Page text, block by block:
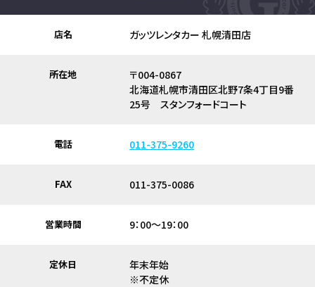
店名 ガッツレンタカー 札幌清田店
所在地
〒004-0867
北海道札幌市清田区北野7条4丁目9番
25号 スタンフォードコート
電話 011-375-9260
FAX 011-375-0086
営業時間 9：00～19：00
定休日
年末年始
※不定休